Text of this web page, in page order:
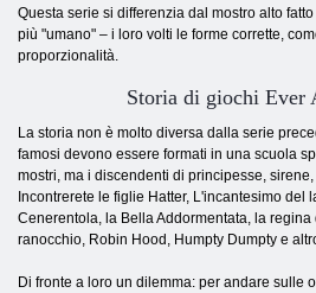
Questa serie si differenzia dal mostro alto
più "umano" – i loro volti le forme corrette,
proporzionalità.
Storia di giochi Ever
La storia non è molto diversa dalla serie
famosi devono essere formati in una scuola
mostri, ma i discendenti di principesse,
Incontrerete le figlie Hatter, L'incantesimo del
Cenerentola, la Bella Addormentata, la
ranocchio, Robin Hood, Humpty Dumpty e
Di fronte a loro un dilemma: per andare sulle